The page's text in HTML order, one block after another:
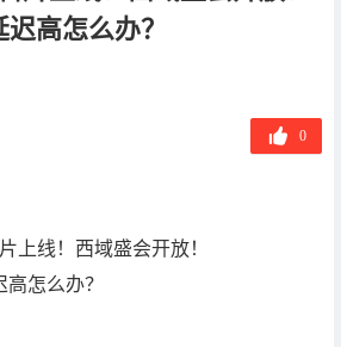
高怎么办？
0
上线！西域盛会开放！
怎么办？